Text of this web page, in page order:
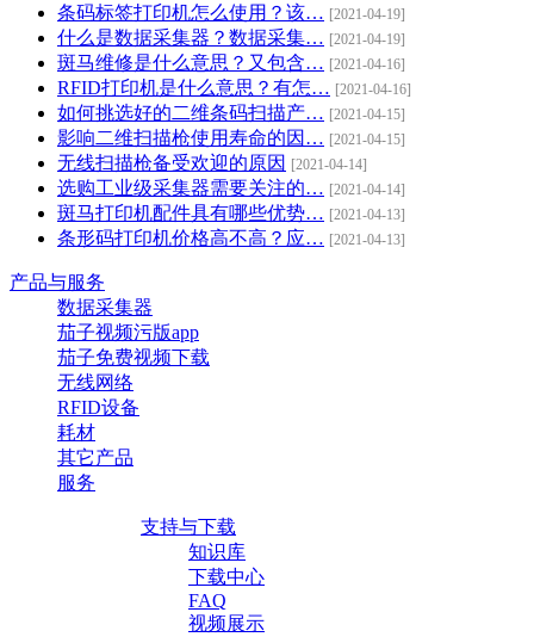
条码标签打印机怎么使用？该… [2021-04-19]
什么是数据采集器？数据采集… [2021-04-19]
斑马维修是什么意思？又包含… [2021-04-16]
RFID打印机是什么意思？有怎… [2021-04-16]
如何挑选好的二维条码扫描产… [2021-04-15]
影响二维扫描枪使用寿命的因… [2021-04-15]
无线扫描枪备受欢迎的原因 [2021-04-14]
选购工业级采集器需要关注的… [2021-04-14]
斑马打印机配件具有哪些优势… [2021-04-13]
条形码打印机价格高不高？应… [2021-04-13]
产品与服务
数据采集器
茄子视频污版app
茄子免费视频下载
无线网络
RFID设备
耗材
其它产品
服务
支持与下载
知识库
下载中心
FAQ
视频展示